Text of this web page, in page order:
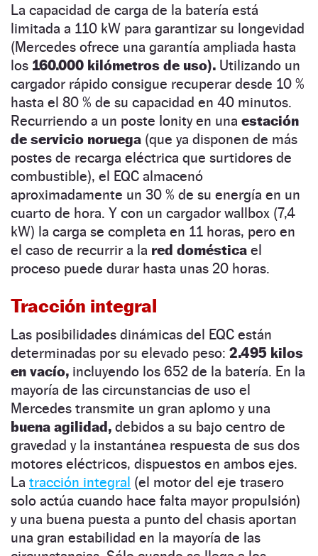
La capacidad de carga de la batería está
limitada a 110 kW para garantizar su longevidad
(Mercedes ofrece una garantía ampliada hasta
los 160.000 kilómetros de uso). Utilizando un
cargador rápido consigue recuperar desde 10 %
hasta el 80 % de su capacidad en 40 minutos.
Recurriendo a un poste Ionity en una estación
de servicio noruega (que ya disponen de más
postes de recarga eléctrica que surtidores de
combustible), el EQC almacenó
aproximadamente un 30 % de su energía en un
cuarto de hora. Y con un cargador wallbox (7,4
kW) la carga se completa en 11 horas, pero en
el caso de recurrir a la red doméstica el
proceso puede durar hasta unas 20 horas.
Tracción integral
Las posibilidades dinámicas del EQC están
determinadas por su elevado peso: 2.495 kilos
en vacío, incluyendo los 652 de la batería. En la
mayoría de las circunstancias de uso el
Mercedes transmite un gran aplomo y una
buena agilidad, debidos a su bajo centro de
gravedad y la instantánea respuesta de sus dos
motores eléctricos, dispuestos en ambos ejes.
La tracción integral (el motor del eje trasero
solo actúa cuando hace falta mayor propulsión)
y una buena puesta a punto del chasis aportan
una gran estabilidad en la mayoría de las